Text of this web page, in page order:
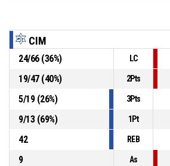
14, R. Pezutti, 2pt bandeja Fallado
6, T. Quintana , Rebote defensivo
P4 00:56 11, R. Funes
CIM
24/66(36%) LC
19/47(40%) 2Pts
5/19(26%) 3Pts
9/13(69%) 1Pt
42
REB
9
As